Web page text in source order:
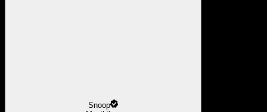
Snoop